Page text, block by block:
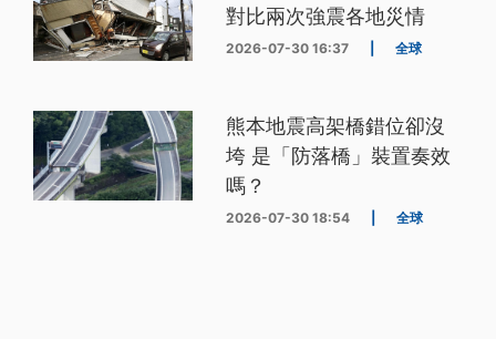
對比兩次強震各地災情
2026-07-30 16:37 全球
熊本地震高架橋錯位卻沒
垮 是「防落橋」裝置奏效
嗎？
2026-07-30 18:54 全球